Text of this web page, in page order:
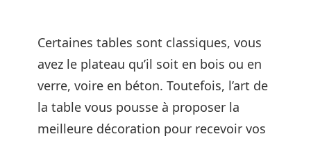
Certaines tables sont classiques, vous
avez le plateau qu’il soit en bois ou en
verre, voire en béton. Toutefois, l’art de
la table vous pousse à proposer la
meilleure décoration pour recevoir vos